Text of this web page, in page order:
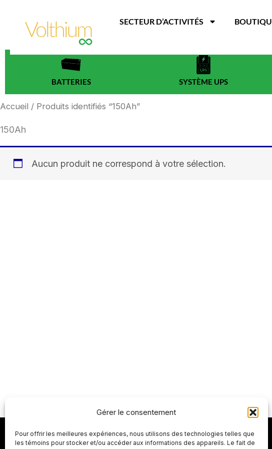
Gérer le consentement
Pour offrir les meilleures expériences, nous utilisons des technologies telles que
les témoins pour stocker et/ou accéder aux informations des appareils. Le fait de
contenu
SECTEUR D’ACTIVITÉS
BATTERIES SYSTÈME UPS
Accueil / Produits identifiés “150Ah”
150Ah
Aucun produit ne correspond à votre sélection.
ACCUEIL